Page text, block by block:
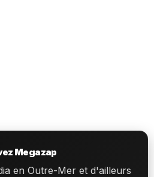
Megazap
en Outre-Mer et d'ailleurs